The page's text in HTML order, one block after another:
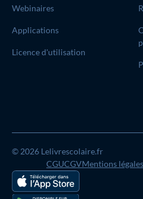
Webinaires
Applications
Licence d'utilisation
© 2026 Lelivrescolaire.fr
CGUCGVMentions légales